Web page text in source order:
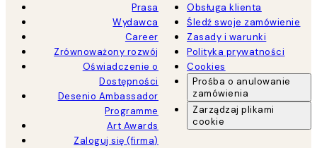
Prasa
Wydawca
Career
Zrównoważony rozwój
Oświadczenie o
Dostępności
Desenio Ambassador
Programme
Art Awards
Zaloguj się (firma)
Obsługa klienta
Śledź swoje zamówienie
Zasady i warunki
Polityka prywatności
Cookies
Prośba o anulowanie
zamówienia
Zarządzaj plikami
cookie